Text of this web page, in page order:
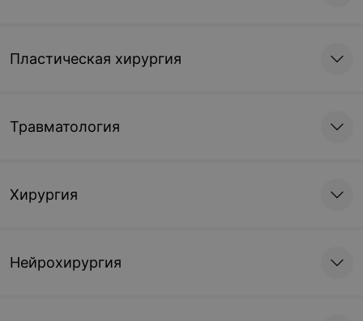
Пластическая хирургия
Травматология
Хирургия
Нейрохирургия